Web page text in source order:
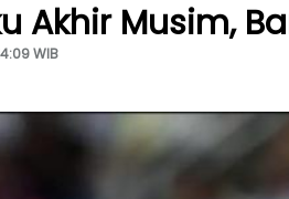
Akhir Musim,
WIB